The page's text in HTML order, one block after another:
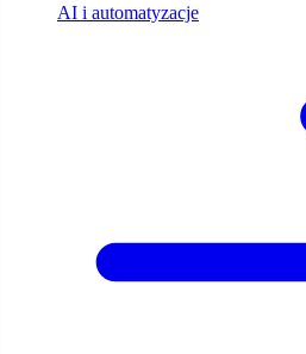
AI i automatyzacje